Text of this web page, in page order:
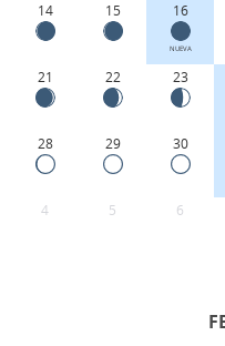
14 15 16
NUEVA
21 22 23
28 29 30
4 5 6